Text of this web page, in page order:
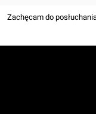
Zachęcam do